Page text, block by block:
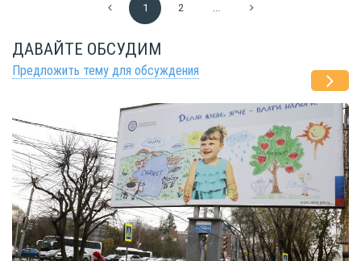
1 2
ДАВАЙТЕ ОБСУДИМ
Предложить тему для обсуждения